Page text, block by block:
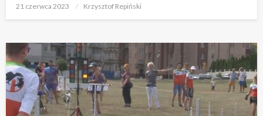
Opublikowane
21 czerwca 2023 Krzysztof Repiński